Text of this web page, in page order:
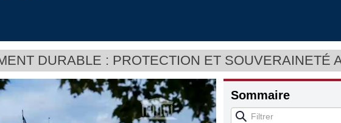
DURABLE : PROTECTION ET SOUVERAINETÉ
Sommaire